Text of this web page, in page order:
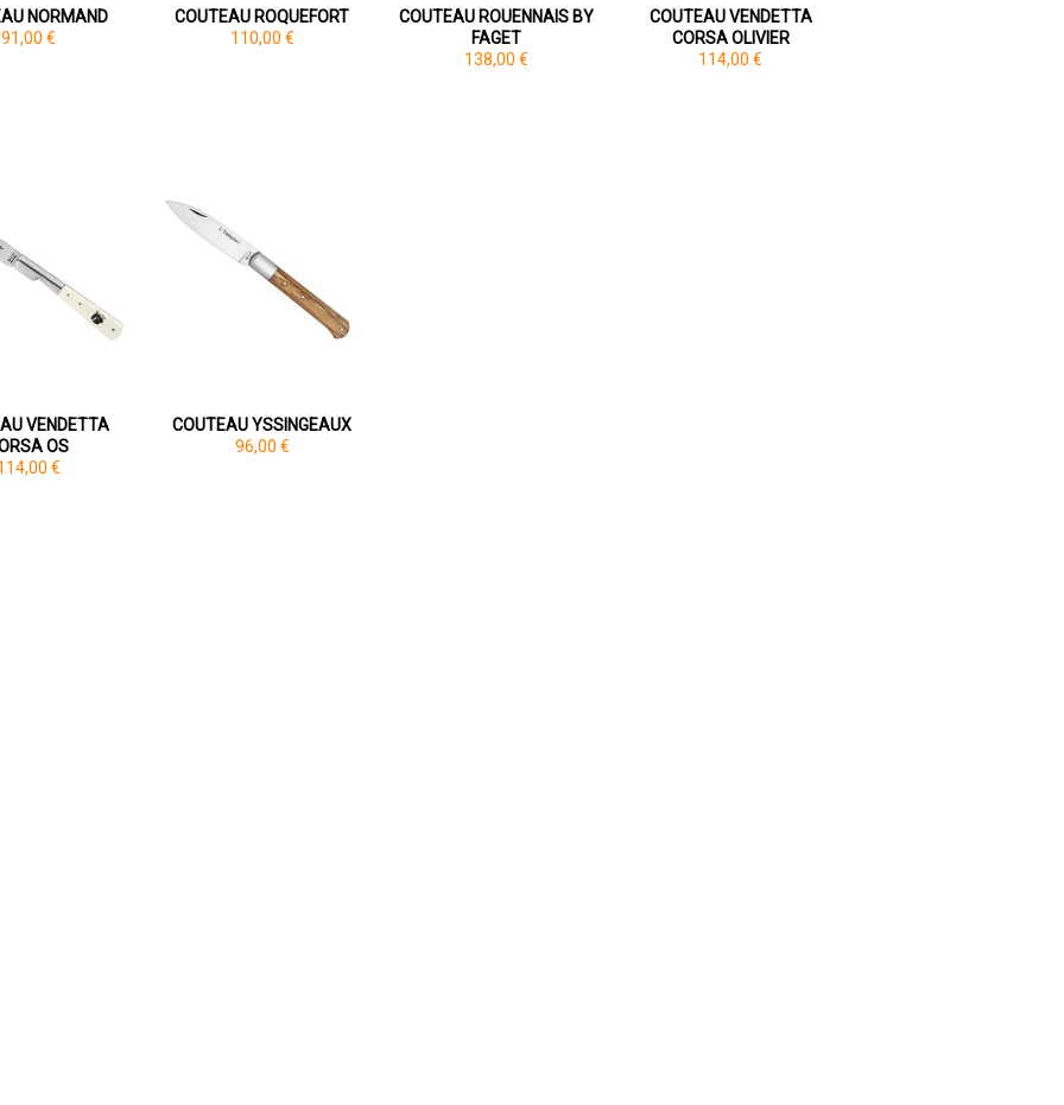
NORMAND
91,00 €
COUTEAU ROQUEFORT
110,00 €
COUTEAU ROUENNAIS BY
FAGET
138,00 €
COUTEAU VENDETTA
CORSA OLIVIER
114,00 €
VENDETTA
OS
€
COUTEAU YSSINGEAUX
96,00 €